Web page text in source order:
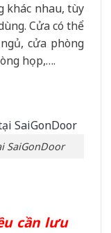
khác nhau, tùy
Cửa có thể
cửa phòng
họp,….
SaiGonDoor
cần lưu